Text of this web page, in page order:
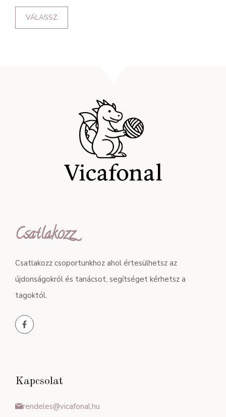
VÁLASSZ
Csatlakozz
Csatlakozz csoportunkhoz ahol értesülhetsz az
újdonságokról és tanácsot, segítséget kérhetsz a
tagoktól.
Kapcsolat
rendeles@vicafonal.hu